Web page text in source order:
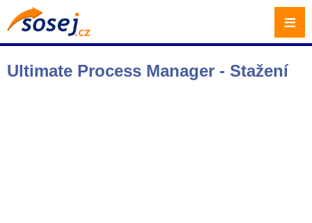
Ultimate Process Manager - Stažení
≡